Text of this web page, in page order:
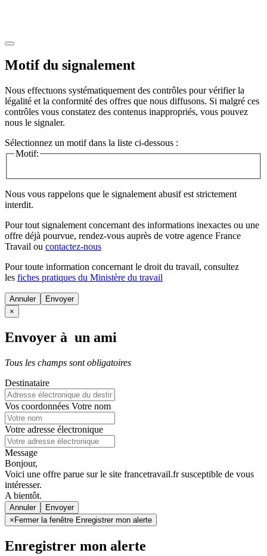
Motif du signalement
Nous effectuons systématiquement des contrôles pour vérifier la
légalité et la conformité des offres que nous diffusons. Si malgré ces
contrôles vous constatez des contenus inappropriés, vous pouvez
nous le signaler.
Sélectionnez un motif dans la liste ci-dessous :
Motif:
Nous vous rappelons que le signalement abusif est strictement
interdit.
Pour tout signalement concernant des informations inexactes ou une
offre déjà pourvue, rendez-vous auprès de votre agence France
Travail ou contactez-nous
Pour toute information concernant le droit du travail, consultez
les fiches pratiques du Ministère du travail
Annuler
×
Envoyer à un ami
Tous les champs sont obligatoires
Destinataire
Vos coordonnées Votre nom
Votre adresse électronique
Message
Bonjour,
Voici une offre parue sur le site francetravail.fr susceptible de vous
intéresser.
A bientôt.
Annuler
× Fermer la fenêtre Enregistrer mon alerte
Enregistrer mon alerte